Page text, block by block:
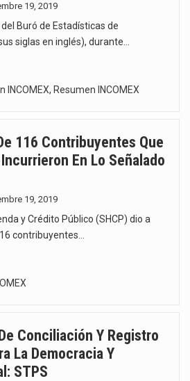
19, 2019
Buró de Estadísticas de
siglas en inglés), durante…
INCOMEX, Resumen INCOMEX
116 Contribuyentes Que
En Lo Señalado
19, 2019
y Crédito Público (SHCP) dio a
contribuyentes…
Conciliación Y Registro
La Democracia Y
STPS